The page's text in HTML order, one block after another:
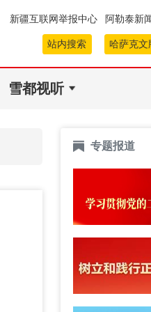
新疆互联网举报中心 阿勒泰新
站内搜索 哈萨克文
雪都视听
专题报道